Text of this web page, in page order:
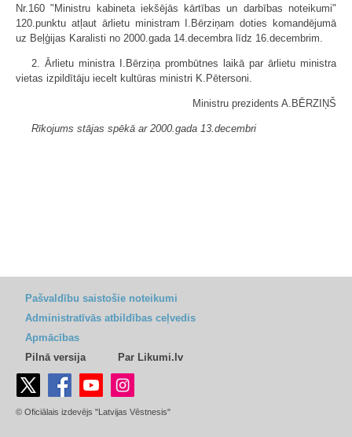
Nr.160 "Ministru kabineta iekšējās kārtības un darbības noteikumi"
120.punktu atļaut ārlietu ministram I.Bērziņam doties komandējumā
uz Beļģijas Karalisti no 2000.gada 14.decembra līdz 16.decembrim.
2. Ārlietu ministra I.Bērziņa prombūtnes laikā par ārlietu ministra
vietas izpildītāju iecelt kultūras ministri K.Pētersoni.
Ministru prezidents A.BĒRZIŅŠ
Rīkojums stājas spēkā ar 2000.gada 13.decembri
Pašvaldību saistošie noteikumi
Administratīvās atbildības ceļvedis
Apmācības
Pilnā versija
Par Likumi.lv
© Oficiālais izdevējs "Latvijas Vēstnesis"